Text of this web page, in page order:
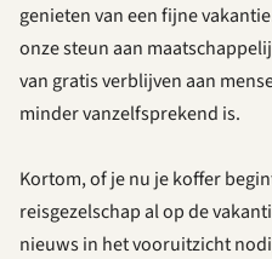
genieten van een fijne
onze steun aan
van gratis verblijven aan
minder vanzelfsprekend is.
Kortom, of je nu je koffer
reisgezelschap al op de
nieuws in het vooruitzicht